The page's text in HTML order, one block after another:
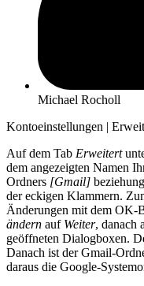
Michael Rocholl
Kontoeinstellungen |
Auf dem Tab Erweitert
dem angezeigten Namen
Ordners [Gmail]
der eckigen Klammern.
Änderungen mit dem OK-
ändern auf Weiter, danach
geöffneten Dialogboxen.
Danach ist der Gmail-
daraus die Google-